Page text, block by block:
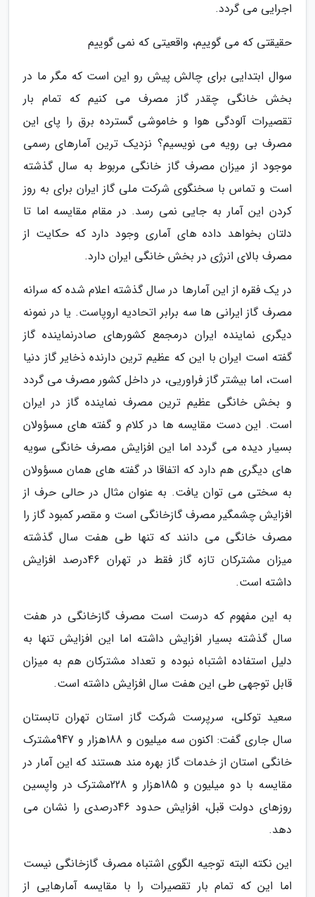
اجرایی می گردد.
حقیقتی که می گوییم، واقعیتی که نمی گوییم
سوال ابتدایی برای چالش پیش رو این است که مگر ما در
بخش خانگی چقدر گاز مصرف می کنیم که تمام بار
تقصیرات آلودگی هوا و خاموشی گسترده برق را پای این
مصرف بی رویه می نویسیم؟ نزدیک ترین آمارهای رسمی
موجود از میزان مصرف گاز خانگی مربوط به سال گذشته
است و تماس با سخنگوی شرکت ملی گاز ایران برای به روز
کردن این آمار به جایی نمی رسد. در مقام مقایسه اما تا
دلتان بخواهد داده های آماری وجود دارد که حکایت از
مصرف بالای انرژی در بخش خانگی ایران دارد.
در یک فقره از این آمارها در سال گذشته اعلام شده که سرانه
مصرف گاز ایرانی ها سه برابر اتحادیه اروپاست. یا در نمونه
دیگری نماینده ایران درمجمع کشورهای صادرنماینده گاز
گفته است ایران با این که عظیم ترین دارنده ذخایر گاز دنیا
است، اما بیشتر گاز فراوریی، در داخل کشور مصرف می گردد
و بخش خانگی عظیم ترین مصرف نماینده گاز در ایران
است. این دست مقایسه ها در کلام و گفته های مسؤولان
بسیار دیده می گردد اما این افزایش مصرف خانگی سویه
های دیگری هم دارد که اتفاقا در گفته های همان مسؤولان
به سختی می توان یافت. به عنوان مثال در حالی حرف از
افزایش چشمگیر مصرف گازخانگی است و مقصر کمبود گاز را
مصرف خانگی می دانند که تنها طی هفت سال گذشته
میزان مشترکان تازه گاز فقط در تهران 46درصد افزایش
داشته است.
به این مفهوم که درست است مصرف گازخانگی در هفت
سال گذشته بسیار افزایش داشته اما این افزایش تنها به
دلیل استفاده اشتباه نبوده و تعداد مشترکان هم به میزان
قابل توجهی طی این هفت سال افزایش داشته است.
سعید توکلی، سرپرست شرکت گاز استان تهران تابستان
سال جاری گفت: اکنون سه میلیون و 188هزار و 947مشترک
خانگی استان از خدمات گاز بهره مند هستند که این آمار در
مقایسه با دو میلیون و 185هزار و 228مشترک در واپسین
روزهای دولت قبل، افزایش حدود 46درصدی را نشان می
دهد.
این نکته البته توجیه الگوی اشتباه مصرف گازخانگی نیست
اما این که تمام بار تقصیرات را با مقایسه آمارهایی از